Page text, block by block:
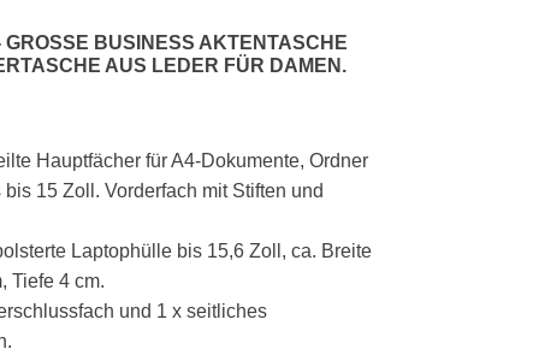
BUSINESS AKTENTASCHE F
AUS LEDER FÜR DAMEN .
Hauptfächer für A4-Dokumente, Ordner
15 Zoll. Vorderfach mit Stiften und
Laptophülle bis 15,6 Zoll, ca. Breite
Tiefe 4 cm.
und 1 x seitliches